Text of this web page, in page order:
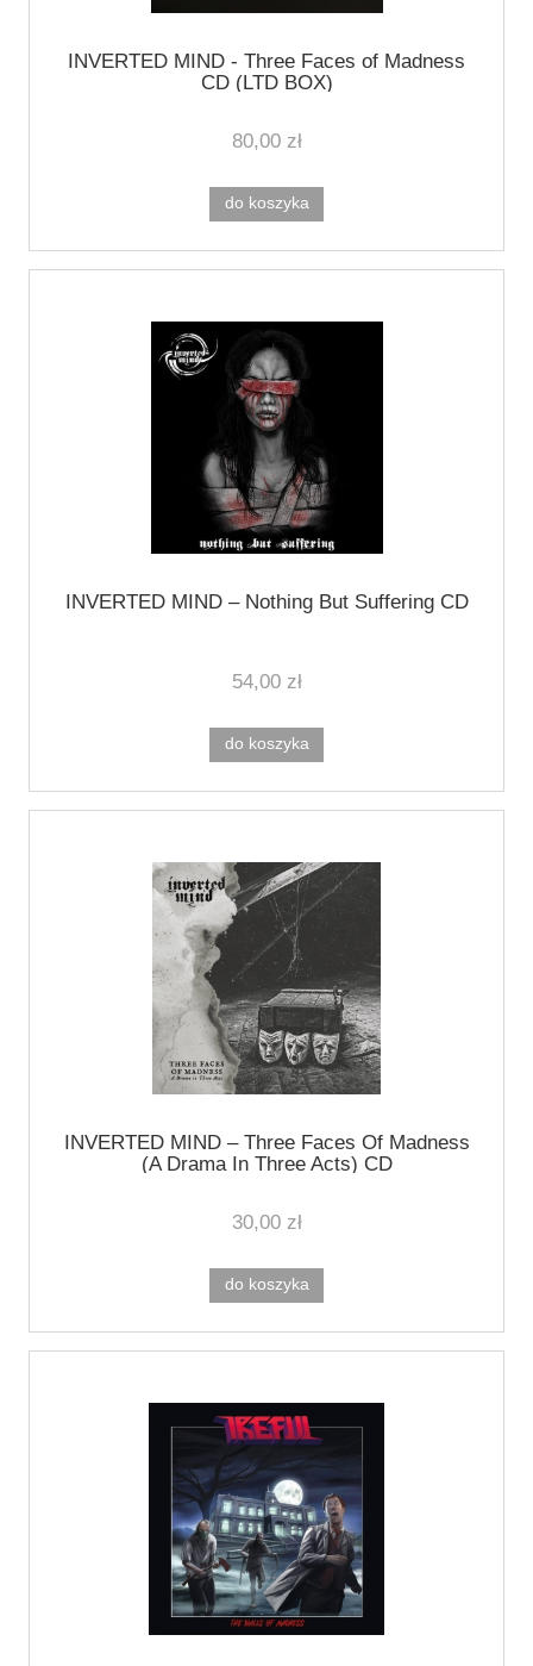
INVERTED MIND - Three Faces of Madness
CD (LTD BOX)
80,00 zł
do koszyka
INVERTED MIND ‎– Nothing But Suffering CD
54,00 zł
do koszyka
INVERTED MIND ‎– Three Faces Of Madness
(A Drama In Three Acts) CD
30,00 zł
do koszyka